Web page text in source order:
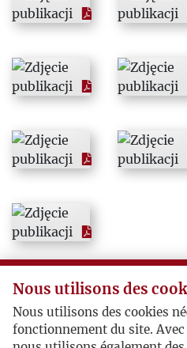
Nous utilisons des
Nous utilisons des cookies
fonctionnement du site.